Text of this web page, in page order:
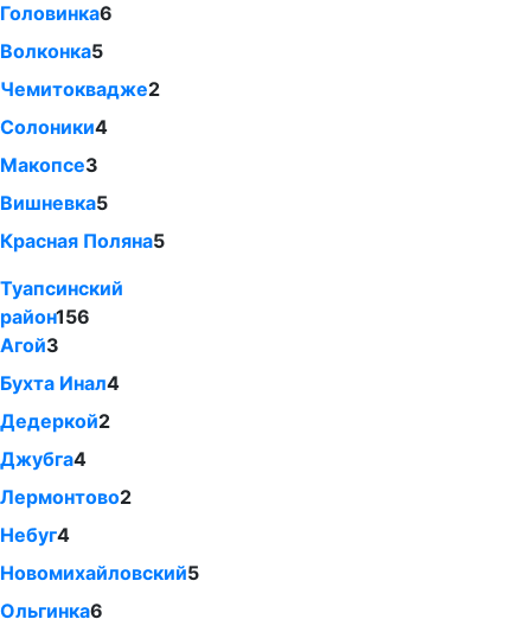
Головинка6
Волконка5
Чемитоквадже2
Солоники4
Макопсе3
Вишневка5
Красная Поляна5
Туапсинский
район156
Агой3
Бухта Инал4
Дедеркой2
Джубга4
Лермонтово2
Небуг4
Новомихайловский5
Ольгинка6